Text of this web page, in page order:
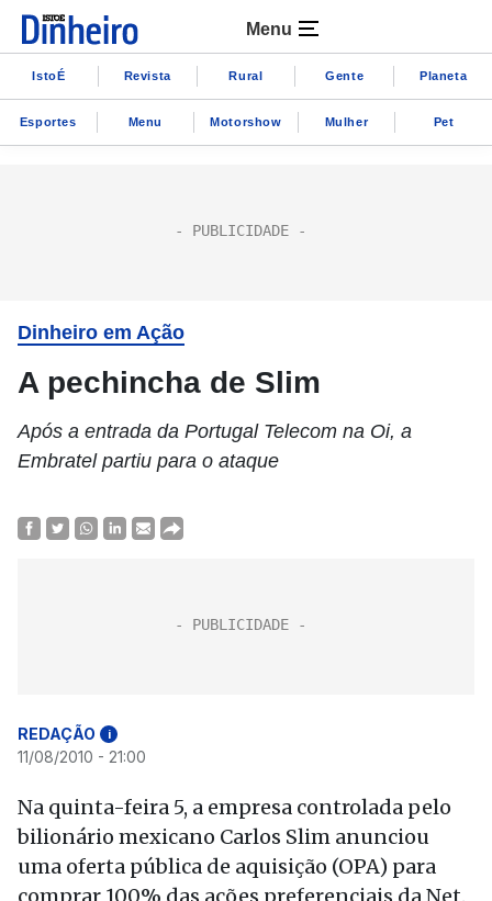
Menu
IstoÉ Revista Rural Gente Planeta
Esportes Menu Motorshow Mulher Pet
Dinheiro em Ação
A pechincha de Slim
Após a entrada da Portugal Telecom na Oi, a
Embratel partiu para o ataque
REDAÇÃO i
11/08/2010 - 21:00
Na quinta-feira 5, a empresa controlada pelo
bilionário mexicano Carlos Slim anunciou
uma oferta pública de aquisição (OPA) para